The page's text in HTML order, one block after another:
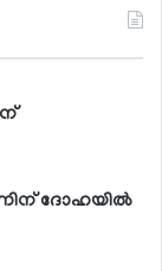
ദോഹയില്‍